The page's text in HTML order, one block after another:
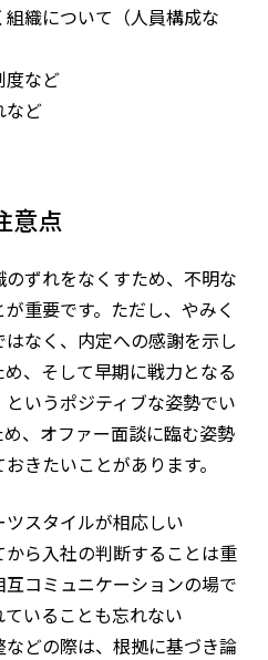
織について（人員構成な
度など
など
意点
ずれをなくすため、不明な
重要です。ただし、やみく
なく、内定への感謝を示し
、そして早期に戦力となる
いうポジティブな姿勢でい
、オファー面談に臨む姿勢
きたいことがあります。
スタイルが相応しい
ら入社の判断することは重
コミュニケーションの場で
いることも忘れない
どの際は、根拠に基づき論